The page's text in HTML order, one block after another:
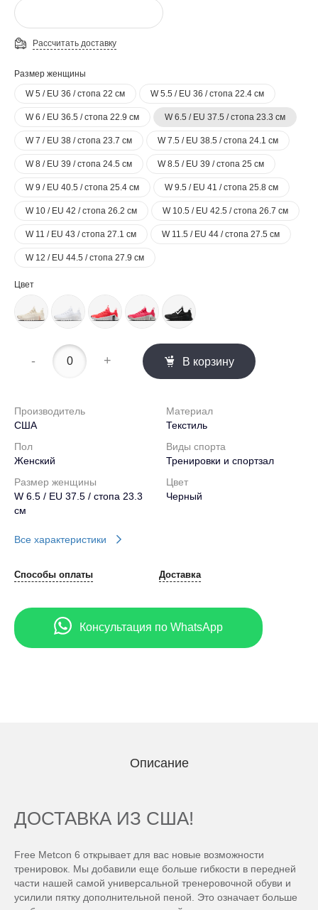
Рассчитать доставку
Размер женщины
W 5 / EU 36 / стопа 22 см
W 5.5 / EU 36 / стопа 22.4 см
W 6 / EU 36.5 / стопа 22.9 см W 6.5 / EU 37.5 / стопа 23.3 см
W 7 / EU 38 / стопа 23.7 см W 7.5 / EU 38.5 / стопа 24.1 см
W 8 / EU 39 / стопа 24.5 см W 8.5 / EU 39 / стопа 25 см
W 9 / EU 40.5 / стопа 25.4 см W 9.5 / EU 41 / стопа 25.8 см
W 10 / EU 42 / стопа 26.2 см W 10.5 / EU 42.5 / стопа 26.7 см
W 11 / EU 43 / стопа 27.1 см W 11.5 / EU 44 / стопа 27.5 см
W 12 / EU 44.5 / стопа 27.9 см
Цвет
- + В корзину
Производитель
США
Материал
Текстиль
Пол
Женский
Виды спорта
Тренировки и спортзал
Размер женщины
W 6.5 / EU 37.5 / стопа 23.3
см
Цвет
Черный
Все характеристики
Способы оплаты Доставка
Консультация по WhatsApp
Описание
ДОСТАВКА ИЗ США!
Free Metcon 6 открывает для вас новые возможности
тренировок. Мы добавили еще больше гибкости в передней
части нашей самой универсальной тренеровочной обуви и
усилили пятку дополнительной пеной. Это означает больше